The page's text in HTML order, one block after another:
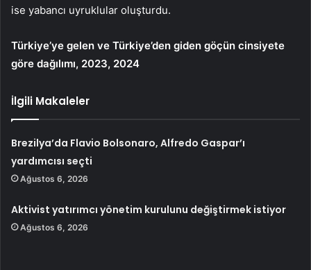
ise yabancı uyruklular oluşturdu.
Türkiye’ye gelen ve Türkiye’den giden göçün cinsiyete
göre dağılımı, 2023, 2024
İlgili Makaleler
Brezilya’da Flavio Bolsonaro, Alfredo Gaspar’ı
yardımcısı seçti
Ağustos 6, 2026
Aktivist yatırımcı yönetim kurulunu değiştirmek istiyor
Ağustos 6, 2026